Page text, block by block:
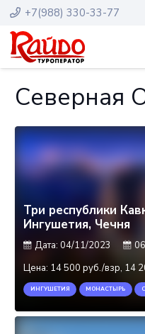
+7(988) 330-33-77
Северная
Три республики
Ингушетия, Чечня
Дата:04/11/2023
Цена: 14 500 руб./взр, 14
ИНГУШЕТИЯ МОНАСТЫРЬ